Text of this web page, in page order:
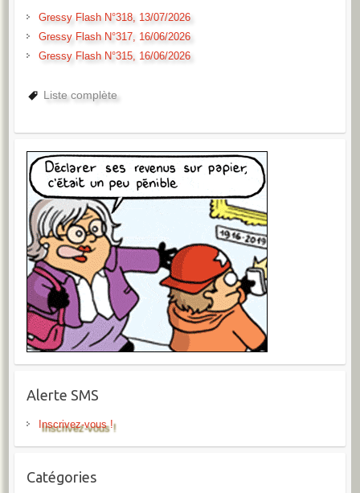
Gressy Flash N°318, 13/07/2026
Gressy Flash N°317, 16/06/2026
Gressy Flash N°315, 16/06/2026
Liste complète
Alerte SMS
Inscrivez-vous !
Catégories